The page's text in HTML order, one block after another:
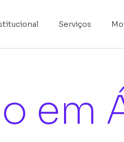
Serviços
em